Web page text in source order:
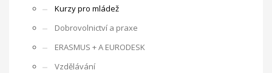
Kurzy pro mládež
Dobrovolnictví a praxe
ERASMUS + A EURODESK
Vzdělávání